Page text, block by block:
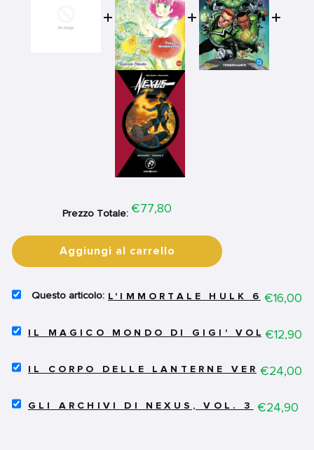
Prezzo Totale: Price
€77,80
Aggiungi al carrello
SELECT
6
CREDIAMO
BANNER
L'IMMORTALE HULK 6 - NOI
Price
€16,00
SELECT
MONDO
VOL.2
IL MAGICO MONDO DI GIGI' VOL.2 -
Price
€12,90
SELECT
DELLE
IL CORPO DELLE LANTERNE VERDI
Price
€24,00
SELECT
GLI ARCHIVI DI NEXUS, VOL. 3 Price
€24,90